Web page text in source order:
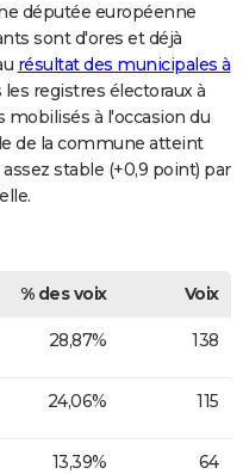
députée européenne
sont d'ores et déjà
résultat des municipales à
registres électoraux à
mobilisés à l'occasion du
de la commune atteint
stable (+0,9 point) par
% des voix
Voix
28,87% 138
24,06% 115
13,39% 64